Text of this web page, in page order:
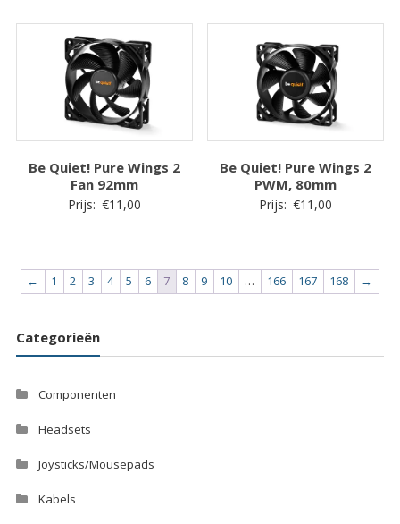
Be Quiet! Pure Wings 2
Fan 92mm
Prijs: €11,00
Be Quiet! Pure Wings 2
PWM, 80mm
Prijs: €11,00
← 1 2 3 4 5 6 7 8 9 10 … 166 167 168 →
Categorieën
Componenten
Headsets
Joysticks/Mousepads
Kabels